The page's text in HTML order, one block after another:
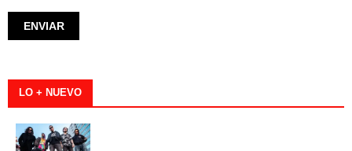
LO + NUEVO